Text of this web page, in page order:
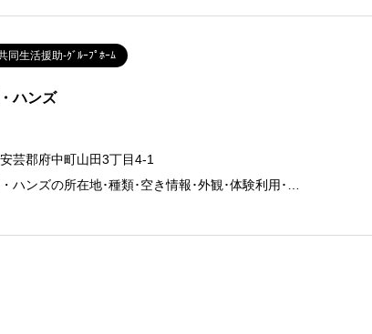
同生活援助-ｸﾞﾙｰﾌﾟﾎｰﾑ
ハンズ
芸郡府中町山田3丁目4-1
ハンズの所在地･種類･空き情報･外観･体験利用･…